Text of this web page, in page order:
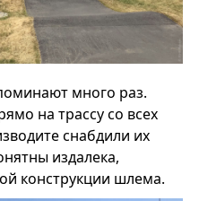
много раз.
на трассу со всех
снабдили их
издалека,
конструкции шлема.